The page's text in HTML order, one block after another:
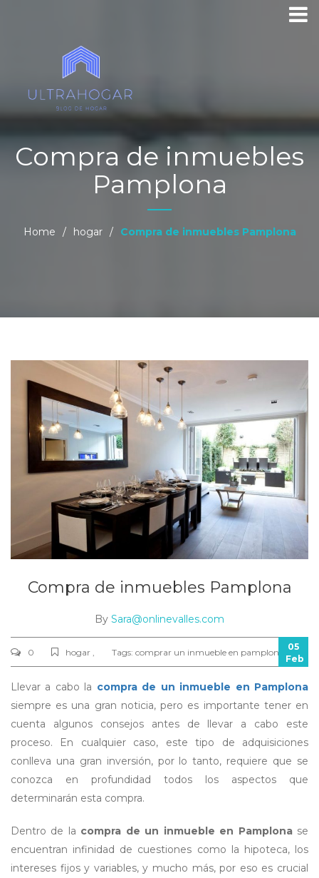
Compra de inmuebles
Pamplona
Home / hogar / Compra de inmuebles Pamplona
Compra de inmuebles Pamplona
By Sara@onlinevalles.com
0 hogar , Tags: comprar un inmueble en pamplona
05
Feb
Llevar a cabo la compra de un inmueble en Pamplona
siempre es una gran noticia, pero es importante tener en
cuenta algunos consejos antes de llevar a cabo este
proceso. En cualquier caso, este tipo de adquisiciones
conlleva una gran inversión, por lo tanto, requiere que se
conozca en profundidad todos los aspectos que
determinarán esta compra.
Dentro de la compra de un inmueble en Pamplonase
encuentran infinidad de cuestiones como la hipoteca, los
intereses fijos y variables, y mucho más, por eso es crucial